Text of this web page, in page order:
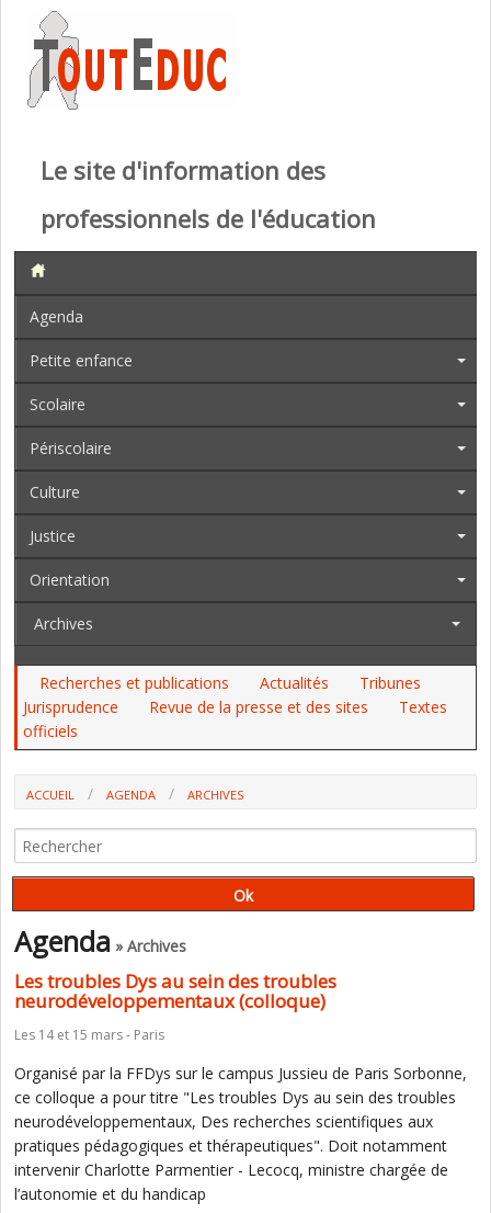
Le site d'information des
professionnels de l'éducation
Agenda
Petite enfance
Scolaire
Périscolaire
Culture
Justice
Orientation
Archives
Recherches et publications Actualités
Tribunes
Jurisprudence
Revue de la presse et des sites
Textes
officiels
ACCUEIL AGENDA
ARCHIVES
NEURODÉVELOPPEMENTAUX (COLLOQUE)
Agenda » Archives
Les troubles Dys au sein des troubles
neurodéveloppementaux (colloque)
Les 14 et 15 mars - Paris
Organisé par la FFDys sur le campus Jussieu de Paris Sorbonne,
ce colloque a pour titre "Les troubles Dys au sein des troubles
neurodéveloppementaux, Des recherches scientifiques aux
pratiques pédagogiques et thérapeutiques". Doit notamment
intervenir Charlotte Parmentier - Lecocq, ministre chargée de
l’autonomie et du handicap